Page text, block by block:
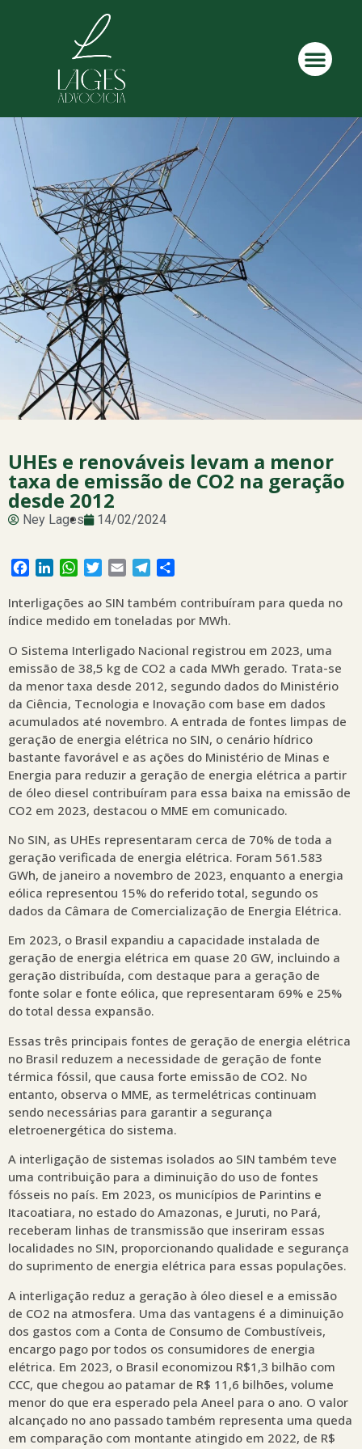
UHEs e renováveis levam a menor
taxa de emissão de CO2 na geração
desde 2012
Ney Lages 14/02/2024
Facebook
LinkedInWhatsApp
Twitter
Email Telegram
Interligações ao SIN também contribuíram para queda no
índice medido em toneladas por MWh.
O Sistema Interligado Nacional registrou em 2023, uma
emissão de 38,5 kg de CO2 a cada MWh gerado. Trata-se
da menor taxa desde 2012, segundo dados do Ministério
da Ciência, Tecnologia e Inovação com base em dados
acumulados até novembro. A entrada de fontes limpas de
geração de energia elétrica no SIN, o cenário hídrico
bastante favorável e as ações do Ministério de Minas e
Energia para reduzir a geração de energia elétrica a partir
de óleo diesel contribuíram para essa baixa na emissão de
CO2 em 2023, destacou o MME em comunicado.
No SIN, as UHEs representaram cerca de 70% de toda a
geração verificada de energia elétrica. Foram 561.583
GWh, de janeiro a novembro de 2023, enquanto a energia
eólica representou 15% do referido total, segundo os
dados da Câmara de Comercialização de Energia Elétrica.
Em 2023, o Brasil expandiu a capacidade instalada de
geração de energia elétrica em quase 20 GW, incluindo a
geração distribuída, com destaque para a geração de
fonte solar e fonte eólica, que representaram 69% e 25%
do total dessa expansão.
Essas três principais fontes de geração de energia elétrica
no Brasil reduzem a necessidade de geração de fonte
térmica fóssil, que causa forte emissão de CO2. No
entanto, observa o MME, as termelétricas continuam
sendo necessárias para garantir a segurança
eletroenergética do sistema.
A interligação de sistemas isolados ao SIN também teve
uma contribuição para a diminuição do uso de fontes
fósseis no país. Em 2023, os municípios de Parintins e
Itacoatiara, no estado do Amazonas, e Juruti, no Pará,
receberam linhas de transmissão que inseriram essas
localidades no SIN, proporcionando qualidade e segurança
do suprimento de energia elétrica para essas populações.
A interligação reduz a geração à óleo diesel e a emissão
de CO2 na atmosfera. Uma das vantagens é a diminuição
dos gastos com a Conta de Consumo de Combustíveis,
encargo pago por todos os consumidores de energia
elétrica. Em 2023, o Brasil economizou R$1,3 bilhão com
CCC, que chegou ao patamar de R$ 11,6 bilhões, volume
menor do que era esperado pela Aneel para o ano. O valor
alcançado no ano passado também representa uma queda
em comparação com montante atingido em 2022, de R$